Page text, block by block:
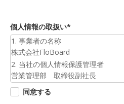
個人情報の取扱い*
1. 事業者の名称
株式会社FloBoard
2. 当社の個人情報保護管理者
営業管理部 取締役副社長
3. 個人情報の利用目的
お預かりした個人情報は、お問合
同意する